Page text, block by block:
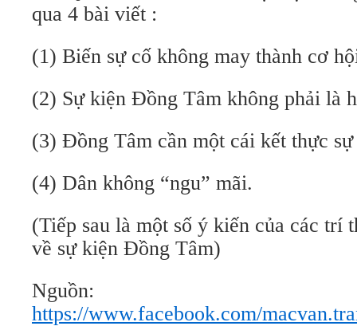
qua 4 bài viết :
(1) Biến sự cố không may thành cơ
(2) Sự kiện Đồng Tâm không phải là
(3) Đồng Tâm cần một cái kết thực sự
(4) Dân không “ngu” mãi.
(Tiếp sau là một số ý kiến của các trí
về sự kiện Đồng Tâm)
Nguồn:
https://www.facebook.com/